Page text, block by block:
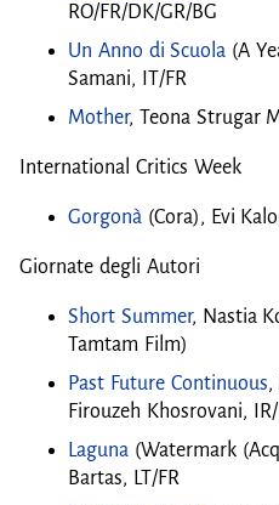
RO/FR/DK/GR/BG
Un Anno di Scuola (A
Samani, IT/FR
Mother, Teona Strugar
International Critics Week
Gorgonà (Cora), Evi
Giornate degli Autori
Short Summer, Nastia
Tamtam Film)
Past Future Continuous,
Firouzeh Khosrovani,
Laguna (Watermark
Bartas, LT/FR